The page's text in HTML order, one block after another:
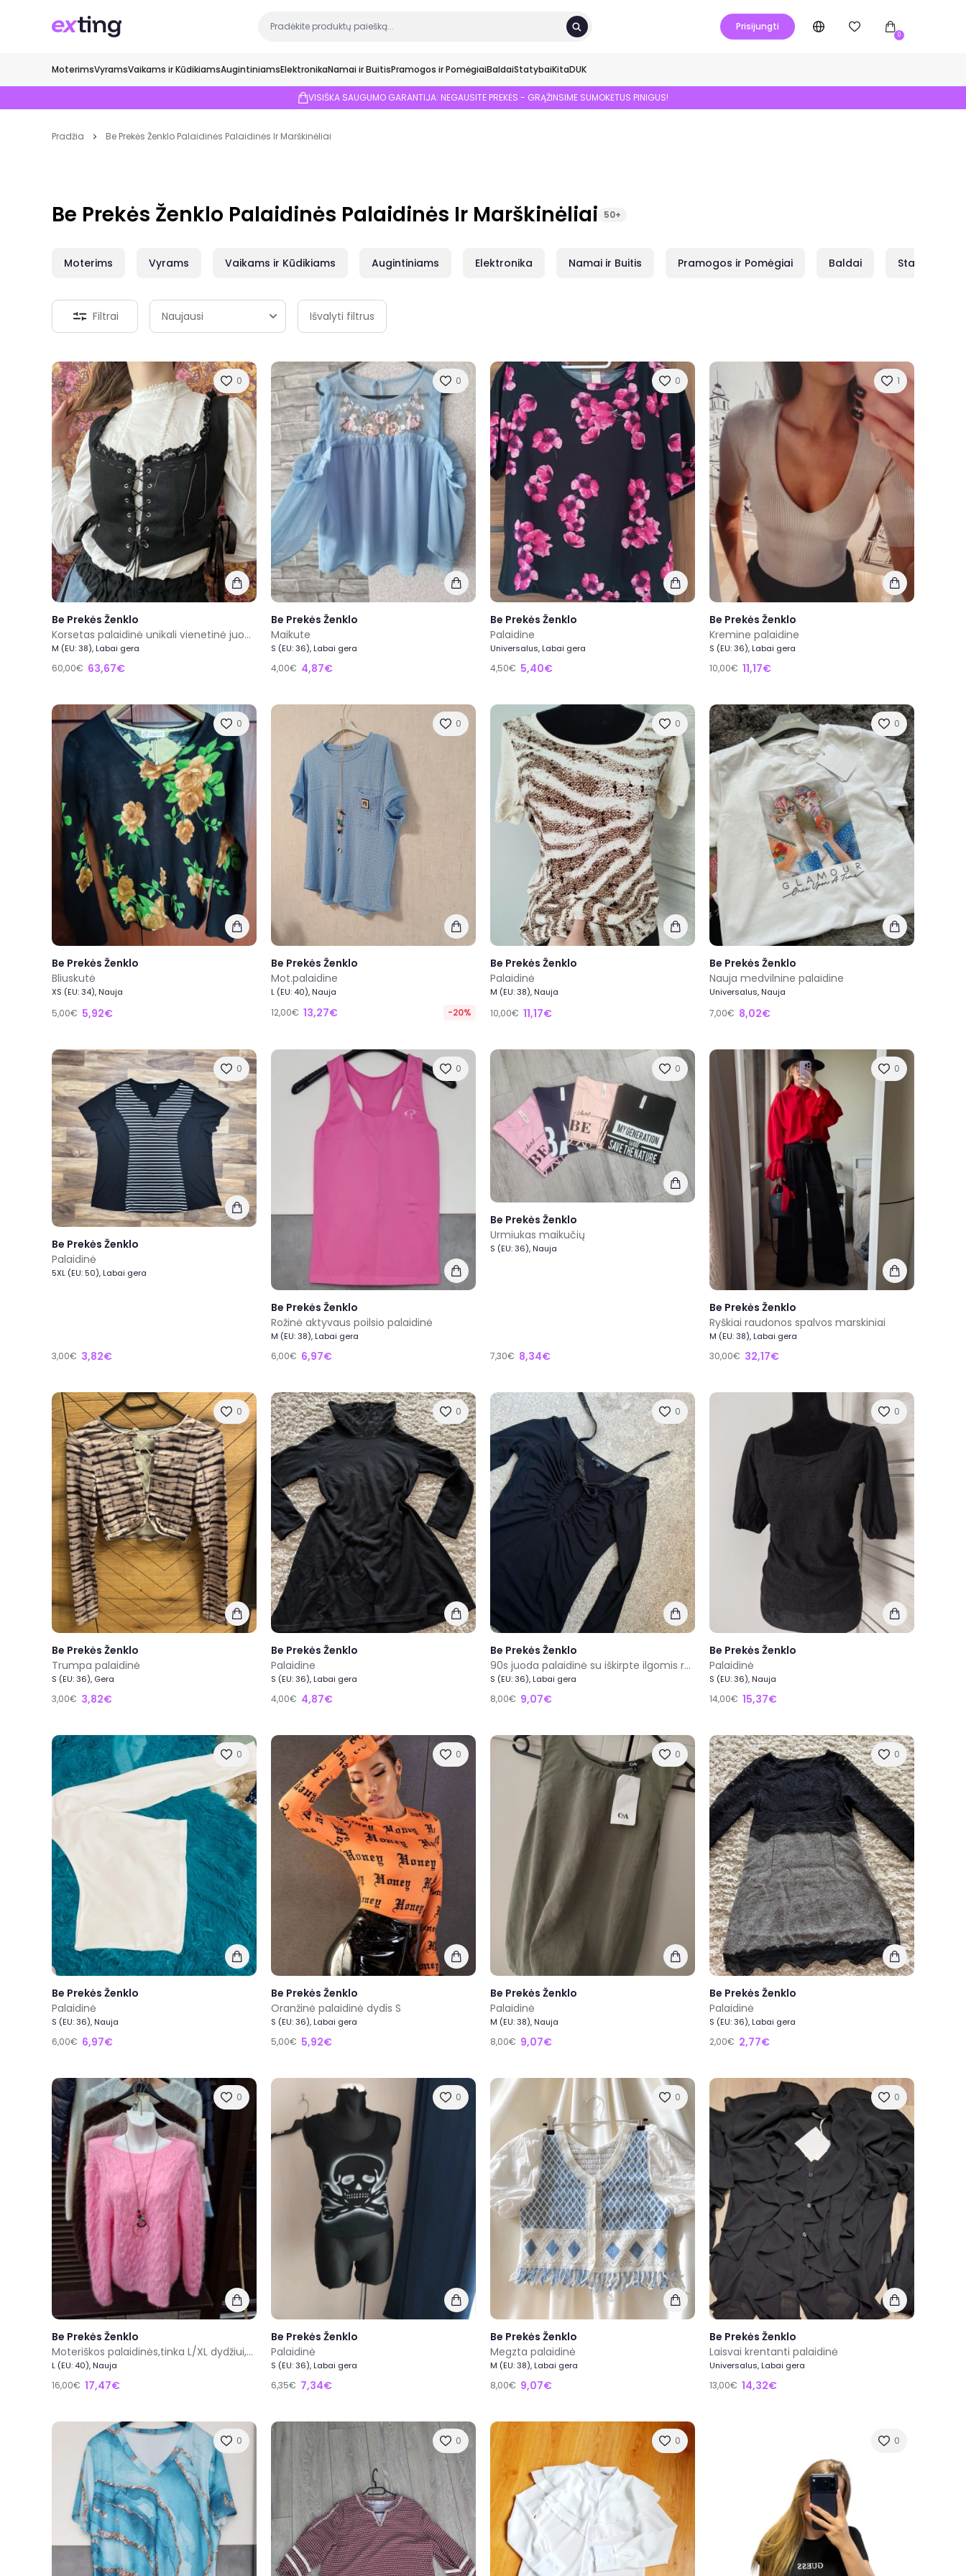
Prisijungti
0
MoterimsVyramsVaikams ir KūdikiamsAugintiniamsElektronikaNamai ir BuitisPramogos ir PomėgiaiBaldaiStatybaiKitaDUK
VISIŠKA SAUGUMO GARANTIJA: NEGAUSITE PREKĖS - GRĄŽINSIME SUMOKĖTUS PINIGUS!
Pradžia Be Prekės Ženklo Palaidinės Palaidinės Ir Marškinėliai
Be Prekės Ženklo Palaidinės Palaidinės Ir Marškinėliai 50+
Moterims Vyrams Vaikams ir Kūdikiams Augintiniams Elektronika Namai ir Buitis Pramogos ir Pomėgiai Baldai Statybai
Filtrai Išvalyti filtrus
0
Be Prekės Ženklo
Korsetas palaidinė unikali vienetinė juoda
M (EU: 38), Labai gera
60,00€ 63,67€
0
Be Prekės Ženklo
Maikute
S (EU: 36), Labai gera
4,00€ 4,87€
0
Be Prekės Ženklo
Palaidine
Universalus, Labai gera
4,50€ 5,40€
1
Be Prekės Ženklo
Kremine palaidine
S (EU: 36), Labai gera
10,00€ 11,17€
0
Be Prekės Ženklo
Bliuskutė
XS (EU: 34), Nauja
5,00€ 5,92€
0
Be Prekės Ženklo
Mot.palaidine
L (EU: 40), Nauja
12,00€ 13,27€ -20%
0
Be Prekės Ženklo
Palaidinė
M (EU: 38), Nauja
10,00€ 11,17€
0
Be Prekės Ženklo
Nauja medvilnine palaidine
Universalus, Nauja
7,00€ 8,02€
0
Be Prekės Ženklo
Palaidinė
5XL (EU: 50), Labai gera
3,00€ 3,82€
0
Be Prekės Ženklo
Rožinė aktyvaus poilsio palaidinė
M (EU: 38), Labai gera
6,00€ 6,97€
0
Be Prekės Ženklo
Urmiukas maikučių
S (EU: 36), Nauja
7,30€ 8,34€
0
Be Prekės Ženklo
Ryškiai raudonos spalvos marskiniai
M (EU: 38), Labai gera
30,00€ 32,17€
0
Be Prekės Ženklo
Trumpa palaidinė
S (EU: 36), Gera
3,00€ 3,82€
0
Be Prekės Ženklo
Palaidine
S (EU: 36), Labai gera
4,00€ 4,87€
0
Be Prekės Ženklo
90s juoda palaidinė su iškirpte ilgomis rankovėmis su aukso detalėmis
S (EU: 36), Labai gera
8,00€ 9,07€
0
Be Prekės Ženklo
Palaidinė
S (EU: 36), Nauja
14,00€ 15,37€
0
Be Prekės Ženklo
Palaidinė
S (EU: 36), Nauja
6,00€ 6,97€
0
Be Prekės Ženklo
Oranžinė palaidinė dydis S
S (EU: 36), Labai gera
5,00€ 5,92€
0
Be Prekės Ženklo
Palaidinė
M (EU: 38), Nauja
8,00€ 9,07€
0
Be Prekės Ženklo
Palaidinė
S (EU: 36), Labai gera
2,00€ 2,77€
0
Be Prekės Ženklo
Moteriškos palaidinės,tinka L/XL dydžiui,kaina 16e
L (EU: 40), Nauja
16,00€ 17,47€
0
Be Prekės Ženklo
Palaidinė
S (EU: 36), Labai gera
6,35€ 7,34€
0
Be Prekės Ženklo
Megzta palaidinė
M (EU: 38), Labai gera
8,00€ 9,07€
0
Be Prekės Ženklo
Laisvai krentanti palaidinė
Universalus, Labai gera
13,00€ 14,32€
0 0 0 0